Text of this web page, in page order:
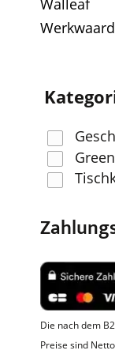
Walleaf
Die nach dem
Preise sind